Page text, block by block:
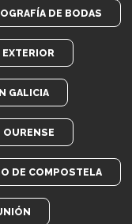
DE BODAS
GALICIA
OURENSE
DE COMPOSTELA